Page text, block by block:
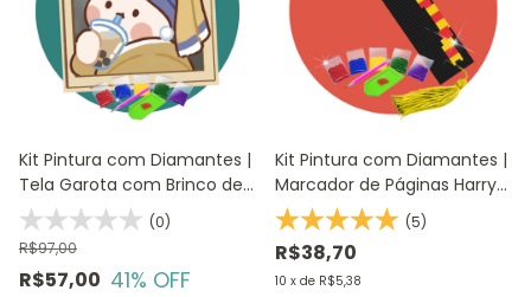
Kit Pintura com Diamantes |
Tela Garota com Brinco de
Pérola 20x25cm | Diamond
Painting 5D DIY
(0)
R$57,00
R$97,00
41% OFF
Kit Pintura com Diamantes |
Marcador de Páginas Harry
Potter 1Un | Diamante
Redondo | Diamond Painting
DIY
(5)
R$38,70
10 x de R$5,38